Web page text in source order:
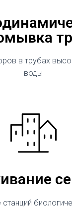
в трубах
воды